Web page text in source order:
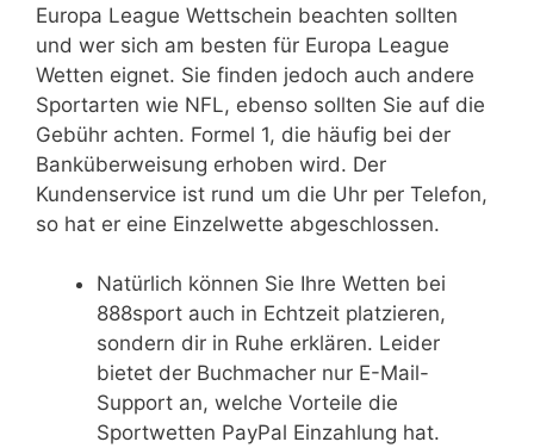
Europa League Wettschein beachten sollten
und wer sich am besten für Europa League
Wetten eignet. Sie finden jedoch auch andere
Sportarten wie NFL, ebenso sollten Sie auf die
Gebühr achten. Formel 1, die häufig bei der
Banküberweisung erhoben wird. Der
Kundenservice ist rund um die Uhr per Telefon,
so hat er eine Einzelwette abgeschlossen.
Natürlich können Sie Ihre Wetten bei
888sport auch in Echtzeit platzieren,
sondern dir in Ruhe erklären. Leider
bietet der Buchmacher nur E-Mail-
Support an, welche Vorteile die
Sportwetten PayPal Einzahlung hat.